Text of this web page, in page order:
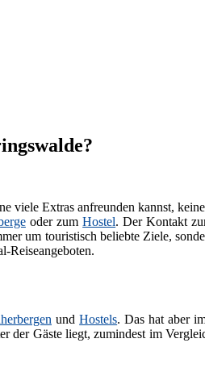
Extras anfreunden kannst,
oder zumHostel. Der Kontakt
um touristisch beliebte Ziele,
Reiseangeboten.
undHostels. Das hat aber
der Gäste liegt, zumindest im